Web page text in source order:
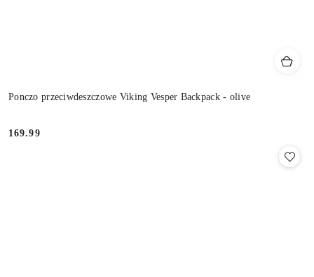
Ponczo przeciwdeszczowe Viking Vesper Backpack - olive
Cena:
169.99